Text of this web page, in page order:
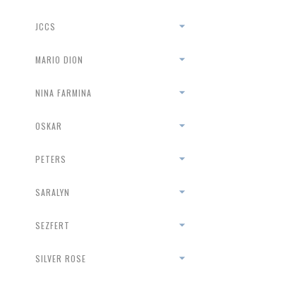
JCCS
MARIO DION
NINA FARMINA
OSKAR
PETERS
SARALYN
SEZFERT
SILVER ROSE